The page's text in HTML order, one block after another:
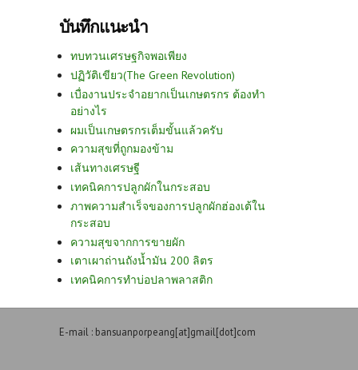
บันทึกแนะนำ
ทบทวนเศรษฐกิจพอเพียง
ปฏิวัติเขียว(The Green Revolution)
เบื่องานประจำอยากเป็นเกษตรกร ต้องทำ
อย่างไร
ผมเป็นเกษตรกรเต็มขั้นแล้วครับ
ความสุขที่ถูกมองข้าม
เส้นทางเศรษฐี
เทคนิคการปลูกผักในกระสอบ
ภาพความสำเร็จของการปลูกผักฮ่องเต้ใน
กระสอบ
ความสุขจากการขายผัก
เตาเผาถ่านถังน้ำมัน 200 ลิตร
เทคนิคการทำบ่อปลาพลาสติก
E-mail : bansuanporpeang[at]gmail[dot]com